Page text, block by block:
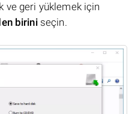
ve geri yüklemek için
biriniseçin.